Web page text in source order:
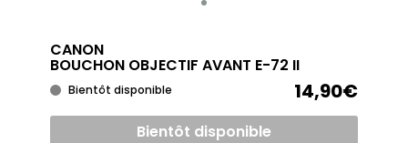
CANON
BOUCHON OBJECTIF AVANT E-72 II
Bientôt disponible 14,90€
Bientôt disponible